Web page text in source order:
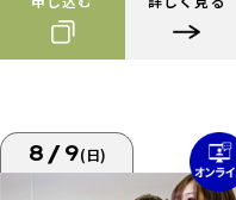
8/9(日)